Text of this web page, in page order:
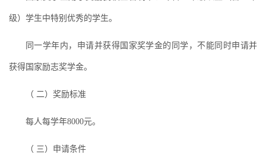
级）学生中特别优秀的学生。
同一学年内，申请并获得国家奖学金的同学，不能同时申请并
获得国家励志奖学金。
（ 二）奖励标准
每人每学年8000元。
（ 三）申请条件